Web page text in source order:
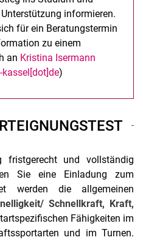
informieren.
für ein Beratungstermin
zu einem
an Kristina Isermann
)
fristgerecht und vollständig
Sie eine Einladung zum
werden die allgemeinen
Schnellkraft, Kraft,
Fähigkeiten im
und im Turnen.